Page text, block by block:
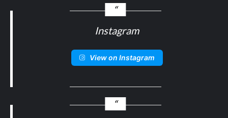
Instagram
View on Instagram